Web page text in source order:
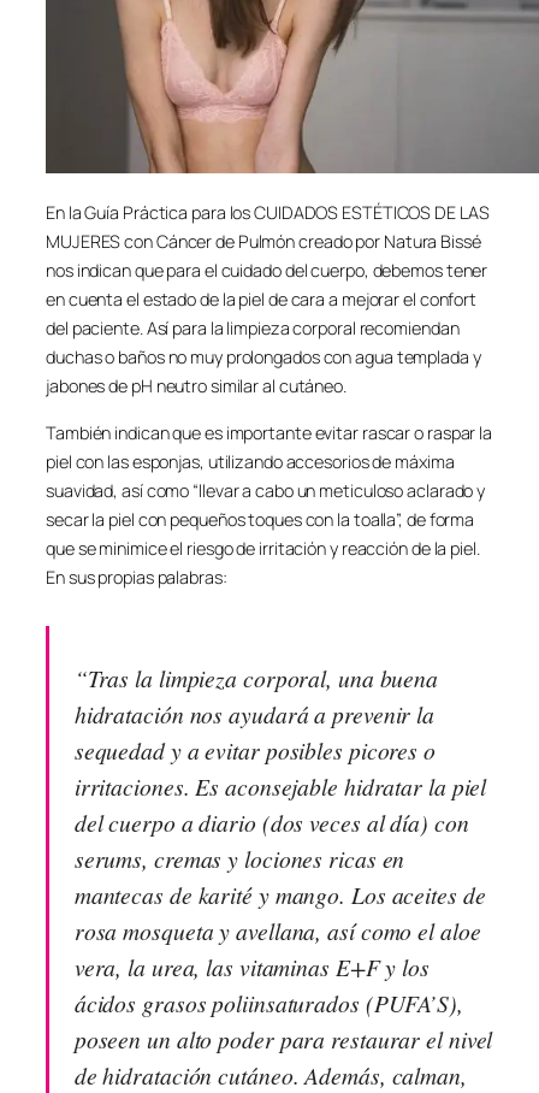
En la Guía Práctica para los CUIDADOS ESTÉTICOS DE LAS
MUJERES con Cáncer de Pulmón creado por Natura Bissé
nos indican que para el cuidado del cuerpo, debemos tener
en cuenta el estado de la piel de cara a mejorar el confort
del paciente. Así para la limpieza corporal recomiendan
duchas o baños no muy prolongados con agua templada y
jabones de pH neutro similar al cutáneo.
También indican que es importante evitar rascar o raspar la
piel con las esponjas, utilizando accesorios de máxima
suavidad, así como “llevar a cabo un meticuloso aclarado y
secar la piel con pequeños toques con la toalla”, de forma
que se minimice el riesgo de irritación y reacción de la piel.
En sus propias palabras:
“Tras la limpieza corporal, una buena
hidratación nos ayudará a prevenir la
sequedad y a evitar posibles picores o
irritaciones. Es aconsejable hidratar la piel
del cuerpo a diario (dos veces al día) con
serums, cremas y lociones ricas en
mantecas de karité y mango. Los aceites de
rosa mosqueta y avellana, así como el aloe
vera, la urea, las vitaminas E+F y los
ácidos grasos poliinsaturados (PUFA’S),
poseen un alto poder para restaurar el nivel
de hidratación cutáneo. Además, calman,